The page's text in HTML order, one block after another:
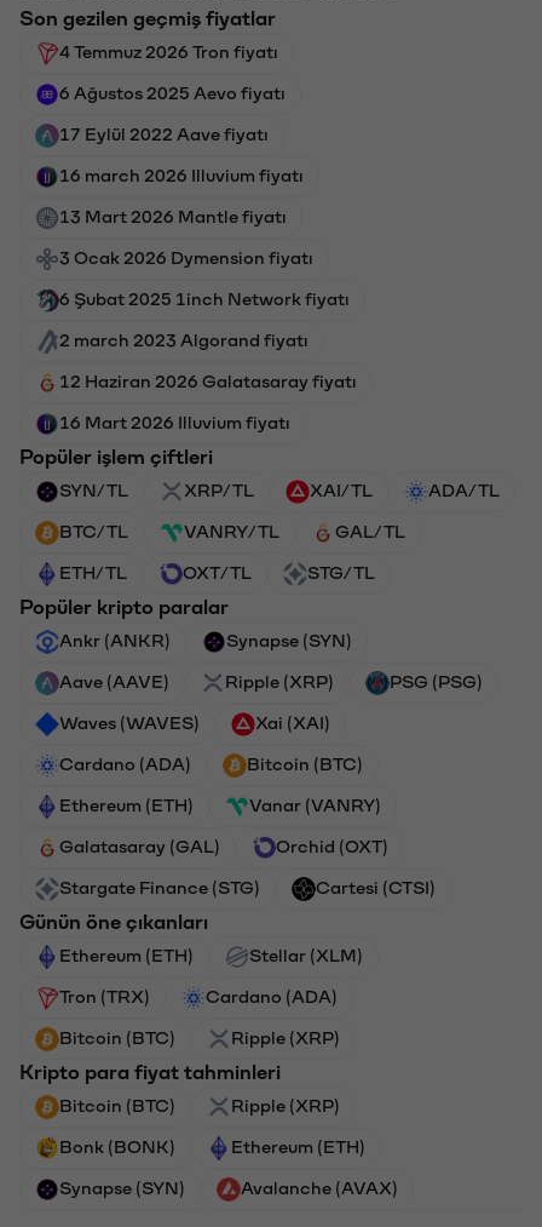
Son gezilen geçmiş fiyatlar
4 Temmuz 2026 Tron fiyatı
6 Ağustos 2025 Aevo fiyatı
17 Eylül 2022 Aave fiyatı
16 march 2026 Illuvium fiyatı
13 Mart 2026 Mantle fiyatı
3 Ocak 2026 Dymension fiyatı
6 Şubat 2025 1inch Network fiyatı
2 march 2023 Algorand fiyatı
12 Haziran 2026 Galatasaray fiyatı
16 Mart 2026 Illuvium fiyatı
Popüler işlem çiftleri
SYN/TL XRP/TL XAI/TL ADA/TL
BTC/TL VANRY/TL GAL/TL
ETH/TL OXT/TL STG/TL
Popüler kripto paralar
Ankr (ANKR) Synapse (SYN)
Aave (AAVE) Ripple (XRP) PSG (PSG)
Waves (WAVES) Xai (XAI)
Cardano (ADA) Bitcoin (BTC)
Ethereum (ETH) Vanar (VANRY)
Galatasaray (GAL) Orchid (OXT)
Stargate Finance (STG) Cartesi (CTSI)
Günün öne çıkanları
Ethereum (ETH) Stellar (XLM)
Tron (TRX) Cardano (ADA)
Bitcoin (BTC) Ripple (XRP)
Kripto para fiyat tahminleri
Bitcoin (BTC) Ripple (XRP)
Bonk (BONK) Ethereum (ETH)
Synapse (SYN) Avalanche (AVAX)